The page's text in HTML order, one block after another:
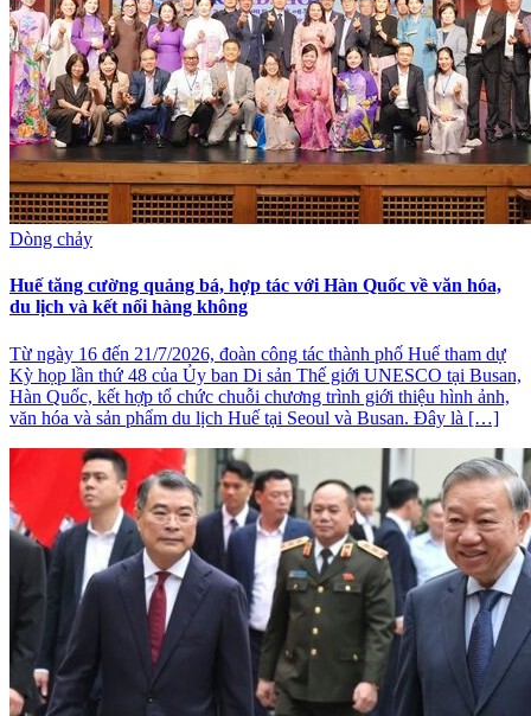
Dòng chảy
Huế tăng cường quảng bá, hợp tác với Hàn Quốc về văn hóa,
du lịch và kết nối hàng không
Từ ngày 16 đến 21/7/2026, đoàn công tác thành phố Huế tham dự
Kỳ họp lần thứ 48 của Ủy ban Di sản Thế giới UNESCO tại Busan,
Hàn Quốc, kết hợp tổ chức chuỗi chương trình giới thiệu hình ảnh,
văn hóa và sản phẩm du lịch Huế tại Seoul và Busan. Đây là […]